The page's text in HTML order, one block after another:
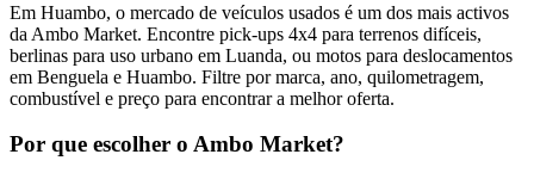
Em Huambo, o mercado de veículos usados é um dos mais activos
da Ambo Market. Encontre pick-ups 4x4 para terrenos difíceis,
berlinas para uso urbano em Luanda, ou motos para deslocamentos
em Benguela e Huambo. Filtre por marca, ano, quilometragem,
combustível e preço para encontrar a melhor oferta.
Por que escolher o Ambo Market?